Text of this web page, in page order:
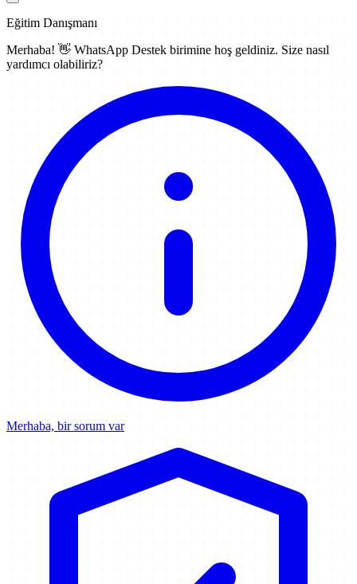
Eğitim Danışmanı
Merhaba! 👋 WhatsApp Destek birimine hoş geldiniz. Size nasıl
yardımcı olabiliriz?
Merhaba, bir sorum var